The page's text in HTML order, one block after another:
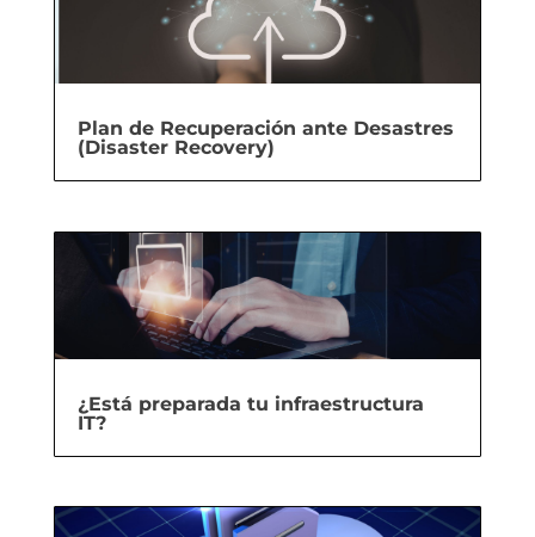
Plan de Recuperación ante Desastres
(Disaster Recovery)
¿Está preparada tu infraestructura
IT?